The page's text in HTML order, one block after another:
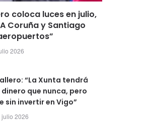
coloca luces en julio,
Coruña y Santiago
2026
“La Xunta tendrá
dinero que nunca, pero
sin invertir en Vigo”
julio 2026